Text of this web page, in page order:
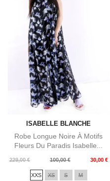
ISABELLE BLANCHE
Robe Longue Noire À Motifs
Fleurs Du Paradis Isabelle...
229,00 €
Prix
100,00 € 30,00 €
Prix
XXS XS S M